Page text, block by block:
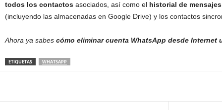
todos los contactos asociados, así como el historial de mensajes
(incluyendo las almacenadas en Google Drive) y los contactos
Ahora ya sabes cómo eliminar cuenta WhatsApp desde Internet
ETIQUETAS WHATSAPP